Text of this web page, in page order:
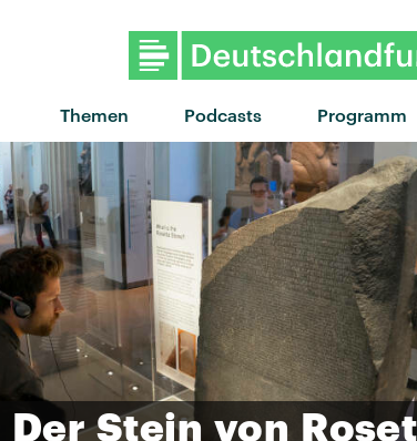
Themen Podcasts Programm
"Wink
Der Stein von